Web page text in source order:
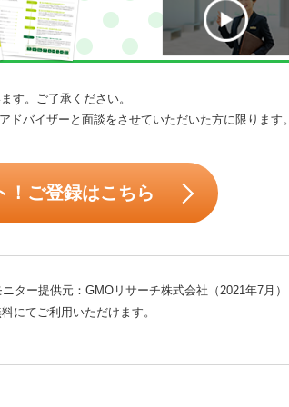
す。ご了承ください。
バイザーと面談をさせていただいた方に限ります。
！ご登録はこちら
ター提供元：GMOリサーチ株式会社（2021年7月）
にてご利用いただけます。